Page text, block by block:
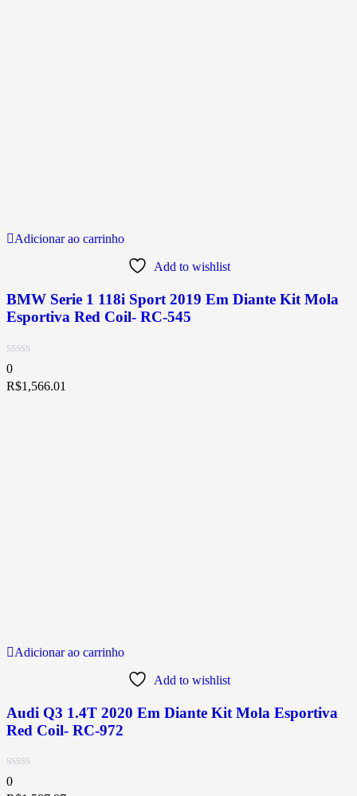
Adicionar ao carrinho
Add to wishlist
BMW Serie 1 118i Sport 2019 Em Diante Kit Mola
Esportiva Red Coil- RC-545
0
R$1,566.01
Adicionar ao carrinho
Add to wishlist
Audi Q3 1.4T 2020 Em Diante Kit Mola Esportiva
Red Coil- RC-972
0